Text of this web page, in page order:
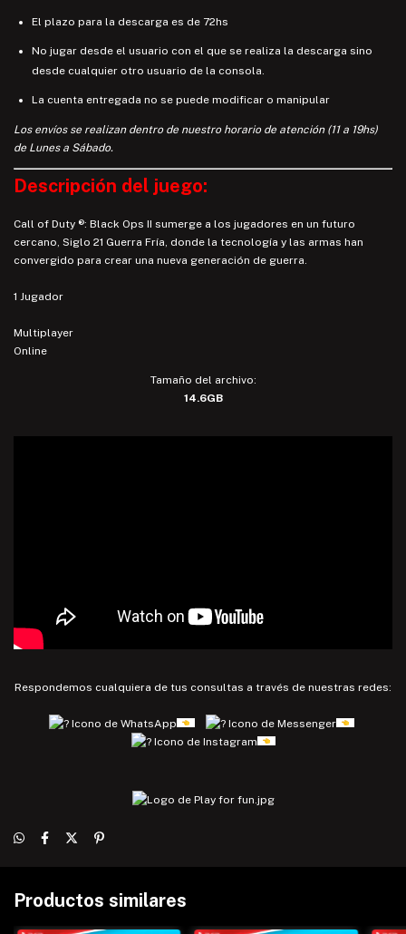
El plazo para la descarga es de 72hs
No jugar desde el usuario con el que se realiza la descarga sino
desde cualquier otro usuario de la consola.
La cuenta entregada no se puede modificar o manipular
Los envíos se realizan dentro de nuestro horario de atención (11 a 19hs)
de Lunes a Sábado.
Descripción del juego:
Call of Duty ®: Black Ops II sumerge a los jugadores en un futuro
cercano, Siglo 21 Guerra Fría, donde la tecnología y las armas han
convergido para crear una nueva generación de guerra.
1 Jugador
Multiplayer
Online
Tamaño del archivo:
14.6GB
Respondemos cualquiera de tus consultas a través de nuestras redes:
Productos similares